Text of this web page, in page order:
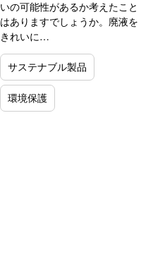
いの可能性があるか考えたこと
はありますでしょうか。廃液を
きれいに…
サステナブル製品
環境保護